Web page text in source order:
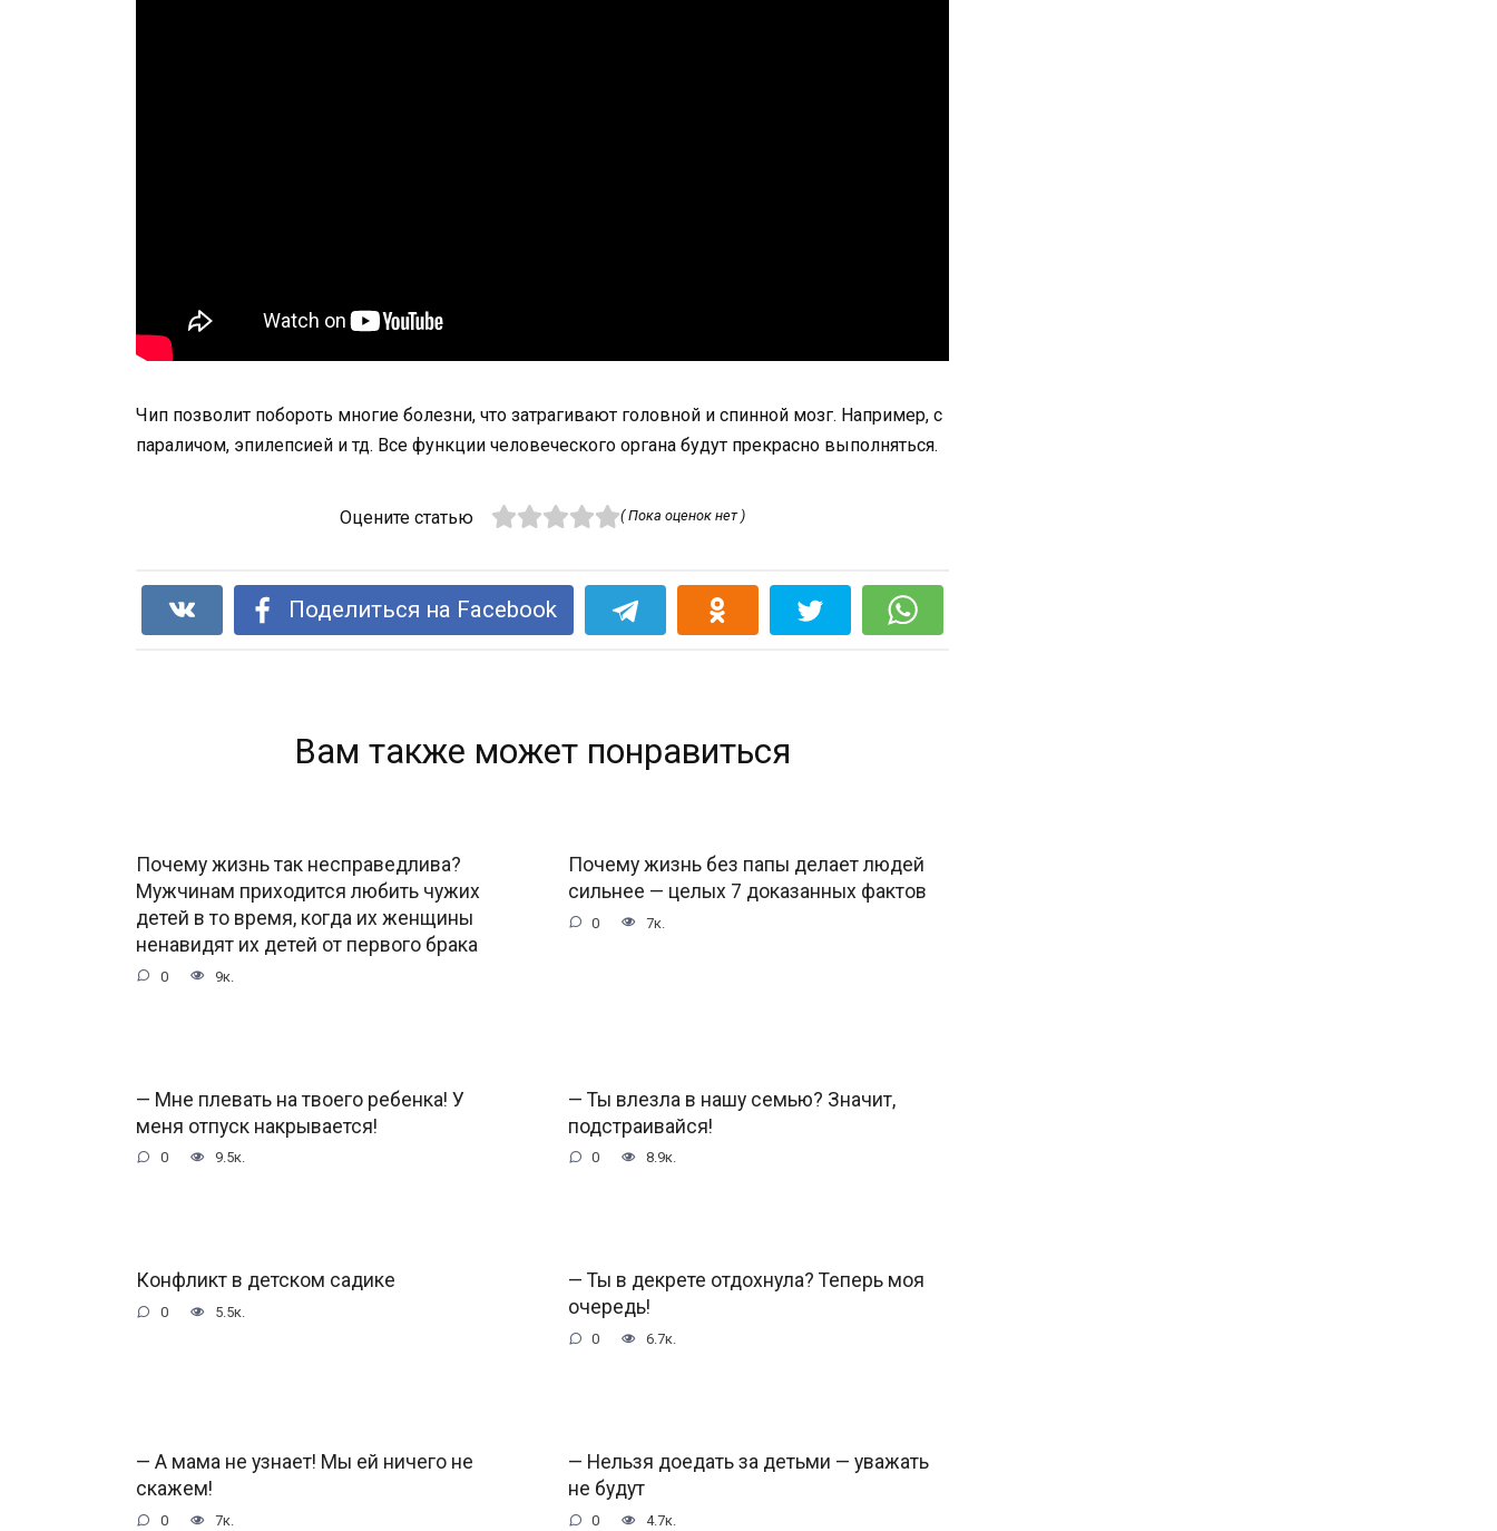
Чип позволит побороть многие болезни, что затрагивают головной и спинной мозг. Например, с
параличом, эпилепсией и тд. Все функции человеческого органа будут прекрасно выполняться.
Оцените статью ( Пока оценок нет )
Поделиться на Facebook
Вам также может понравиться
Почему жизнь так несправедлива?
Мужчинам приходится любить чужих
детей в то время, когда их женщины
ненавидят их детей от первого брака
0 9к.
Почему жизнь без папы делает людей
сильнее — целых 7 доказанных фактов
0 7к.
— Мне плевать на твоего ребенка! У
меня отпуск накрывается!
0 9.5к.
— Ты влезла в нашу семью? Значит,
подстраивайся!
0 8.9к.
Конфликт в детском садике
0 5.5к.
— Ты в декрете отдохнула? Теперь моя
очередь!
0 6.7к.
— А мама не узнает! Мы ей ничего не
скажем!
0 7к.
— Нельзя доедать за детьми — уважать
не будут
0 4.7к.